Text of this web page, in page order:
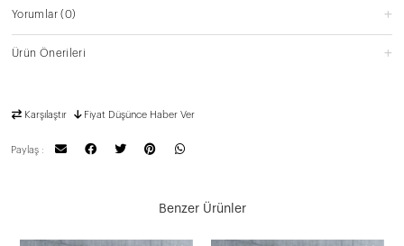
Yorumlar(0)
Ürün Önerileri
Karşılaştır Fiyat Düşünce Haber Ver
Paylaş :
Benzer Ürünler